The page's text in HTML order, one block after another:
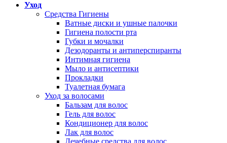
Уход
Средства Гигиены
Ватные диски и ушные палочки
Гигиена полости рта
Губки и мочалки
Дезодоранты и антиперспиранты
Интимная гигиена
Мыло и антисептики
Прокладки
Туалетная бумага
Уход за волосами
Бальзам для волос
Гель для волос
Кондиционер для волос
Лак для волос
Лечебные средства для волос